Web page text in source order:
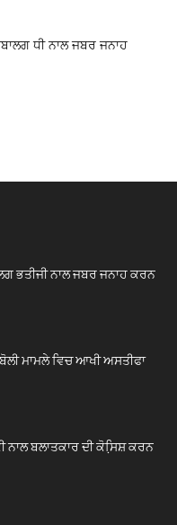
ਧੀ ਨਾਲ ਜਬਰ ਜਨਾਹ
ਭਤੀਜੀ ਨਾਲ ਜਬਰ ਜਨਾਹ ਕਰਨ
ਮਾਮਲੇ ਵਿਚ ਆਖੀ ਅਸਤੀਫਾ
ਬਲਾਤਕਾਰ ਦੀ ਕੋਸਿ਼ਸ਼ ਕਰਨ